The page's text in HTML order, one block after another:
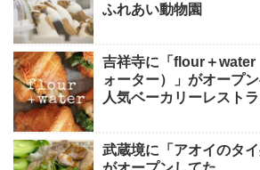
ふれあい動物園
吉祥寺に「flour＋water
ォーター）」がオープ
人気ベーカリーレスト
武蔵境に「アオイのタ